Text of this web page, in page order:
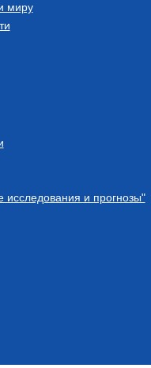
миру
исследования и прогнозы"